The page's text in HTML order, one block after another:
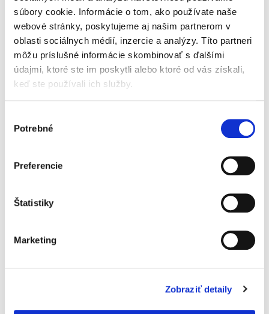
súbory cookie. Informácie o tom, ako používate naše
webové stránky, poskytujeme aj našim partnerom v
oblasti sociálnych médií, inzercie a analýzy. Títo partneri
môžu príslušné informácie skombinovať s ďalšími
údajmi, ktoré ste im poskytli alebo ktoré od vás získali,
keď ste používali ich služby.
súhlasu
Potrebné
Preferencie
Štatistiky
Marketing
Zobraziť detaily
vzhľadom na jej odbornú úroveň...
Náhrada
nemajetkovej ujmy
Marianna Novotná
ktorí ujmu utrpeli v dôsledku smrti alebo
závažného ublíženia na zdraví svojich blízkych